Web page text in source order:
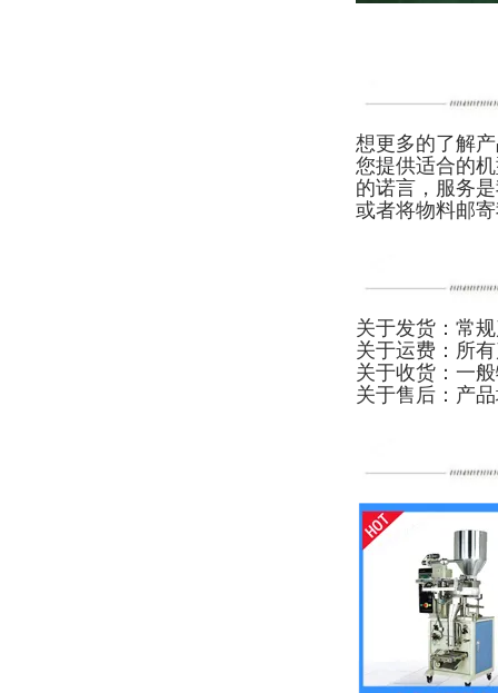
想更多的了解
您提供适合的
的诺言，服务
或者将物料邮
关于发货：常
关于运费：所
关于收货：一
关于售后：产